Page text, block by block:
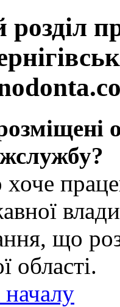
розділ
що
області.